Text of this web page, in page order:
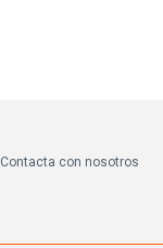
Contacta con nosotros